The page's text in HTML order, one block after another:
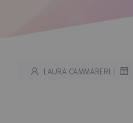
LAURA CAMMARERI |